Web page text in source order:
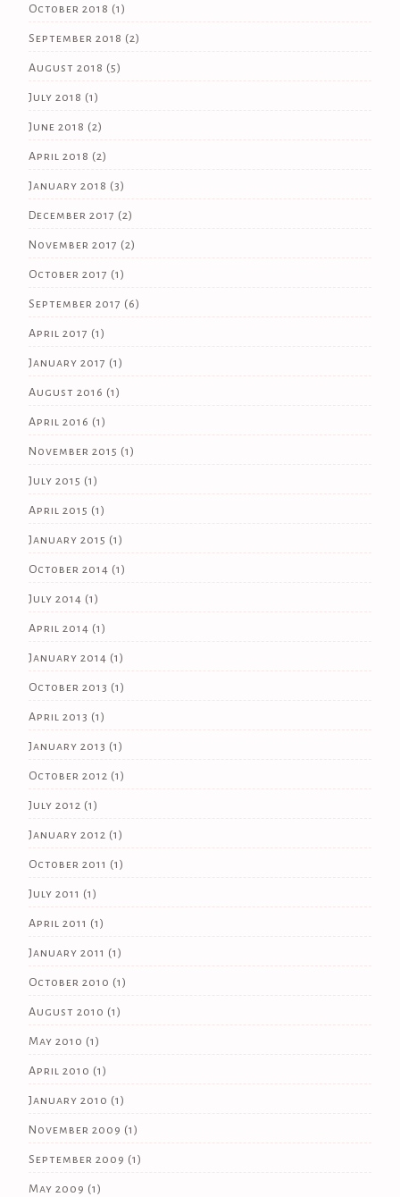
October 2018 (1)
September 2018 (2)
August 2018 (5)
July 2018 (1)
June 2018 (2)
April 2018 (2)
January 2018 (3)
December 2017 (2)
November 2017 (2)
October 2017 (1)
September 2017 (6)
April 2017 (1)
January 2017 (1)
August 2016 (1)
April 2016 (1)
November 2015 (1)
July 2015 (1)
April 2015 (1)
January 2015 (1)
October 2014 (1)
July 2014 (1)
April 2014 (1)
January 2014 (1)
October 2013 (1)
April 2013 (1)
January 2013 (1)
October 2012 (1)
July 2012 (1)
January 2012 (1)
October 2011 (1)
July 2011 (1)
April 2011 (1)
January 2011 (1)
October 2010 (1)
August 2010 (1)
May 2010 (1)
April 2010 (1)
January 2010 (1)
November 2009 (1)
September 2009 (1)
May 2009 (1)